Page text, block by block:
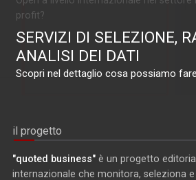
profit?
SERVIZI DI SELEZIONE,
ANALISI DEI DATI
Scopri nel dettaglio cosa possiamo
il progetto
"quoted business" è un progetto
internazionale che monitora, seleziona